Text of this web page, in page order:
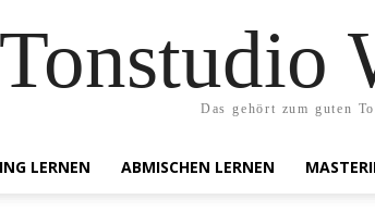
Tonstudio
Das gehört zum guten
LERNEN ABMISCHEN LERNEN